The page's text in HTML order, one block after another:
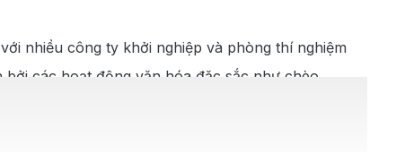
nhiều công ty khởi nghiệp và phòng thí nghiệm
các hoạt động văn hóa đặc sắc như chèo